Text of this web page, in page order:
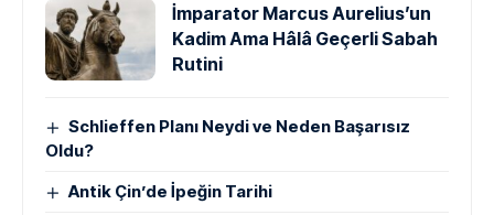
İmparator Marcus Aurelius’un
Kadim Ama Hâlâ Geçerli Sabah
Rutini
Schlieffen Planı Neydi ve Neden Başarısız
Oldu?
Antik Çin’de İpeğin Tarihi